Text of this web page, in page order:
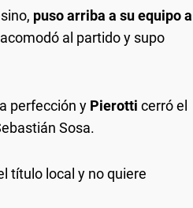
puso arriba a su equipo a
al partido y supo
perfección y Pierotti cerró el
Sosa.
título local y no quiere